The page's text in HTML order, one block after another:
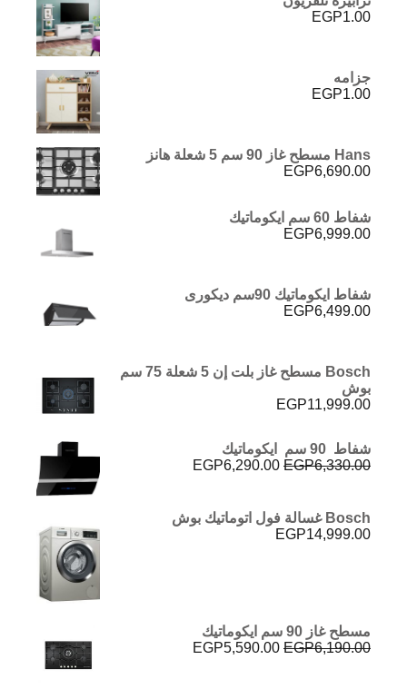
EGP1.00
جزامه
EGP1.00
Hans مسطح غاز 90 سم 5 شعلة هانز
EGP6,690.00
شفاط 60 سم ايكوماتيك
EGP6,999.00
شفاط ايكوماتيك 90سم ديكورى
EGP6,499.00
Bosch مسطح غاز بلت إن 5 شعلة 75 سم
بوش
EGP11,999.00
شفاط 90 سم ايكوماتيك
EGP6,330.00
السعر
EGP6,330.00.
EGP6,290.00
EGP6,290.00.
Bosch غسالة فول اتوماتيك بوش
EGP14,999.00
مسطح غاز 90 سم ايكوماتيك
EGP6,190.00
السعر
EGP5,590.00